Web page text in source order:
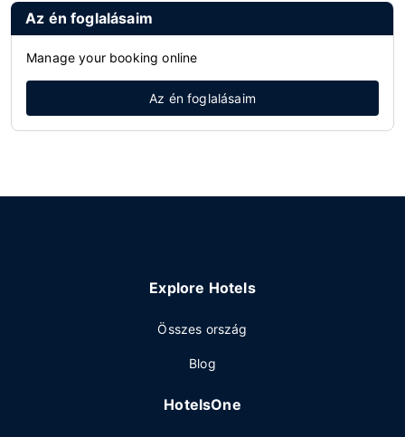
Az én foglalásaim
Manage your booking online
Az én foglalásaim
Explore Hotels
Összes ország
Blog
HotelsOne